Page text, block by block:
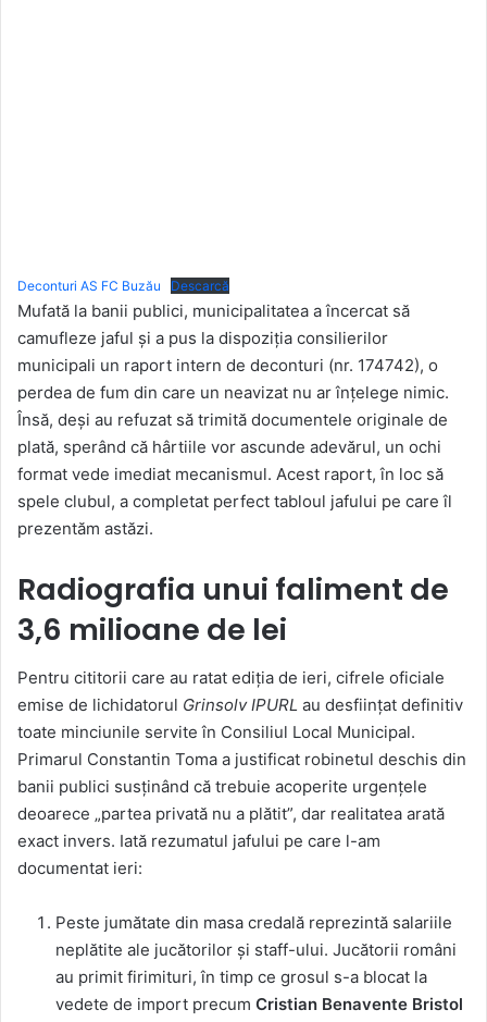
Deconturi AS FC Buzău Descarcă
Mufată la banii publici, municipalitatea a încercat să
camufleze jaful și a pus la dispoziția consilierilor
municipali un raport intern de deconturi (nr. 174742), o
perdea de fum din care un neavizat nu ar înțelege nimic.
Însă, deși au refuzat să trimită documentele originale de
plată, sperând că hârtiile vor ascunde adevărul, un ochi
format vede imediat mecanismul. Acest raport, în loc să
spele clubul, a completat perfect tabloul jafului pe care îl
prezentăm astăzi.
Radiografia unui faliment de
3,6 milioane de lei
Pentru cititorii care au ratat ediția de ieri, cifrele oficiale
emise de lichidatorul Grinsolv IPURL au desființat definitiv
toate minciunile servite în Consiliul Local Municipal.
Primarul Constantin Toma a justificat robinetul deschis din
banii publici susținând că trebuie acoperite urgențele
deoarece „partea privată nu a plătit”, dar realitatea arată
exact invers. Iată rezumatul jafului pe care l-am
documentat ieri:
Peste jumătate din masa credală reprezintă salariile
neplătite ale jucătorilor și staff-ului. Jucătorii români
au primit firimituri, în timp ce grosul s-a blocat la
vedete de import precum Cristian Benavente Bristol